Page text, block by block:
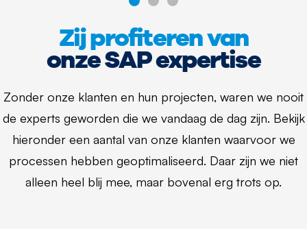
Zij profiteren van
onze SAP expertise
Zonder onze klanten en hun projecten, waren we nooit
de experts geworden die we vandaag de dag zijn. Bekijk
hieronder een aantal van onze klanten waarvoor we
processen hebben geoptimaliseerd. Daar zijn we niet
alleen heel blij mee, maar bovenal erg trots op.